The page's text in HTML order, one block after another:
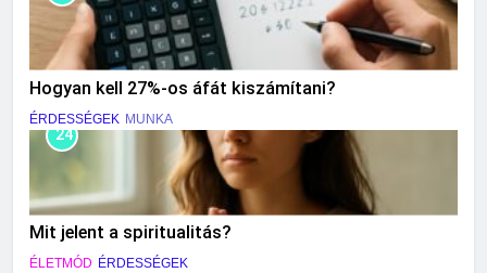
Hogyan kell 27%-os áfát kiszámítani?
ÉRDESSÉGEK MUNKA
24
Mit jelent a spiritualitás?
ÉLETMÓD ÉRDESSÉGEK